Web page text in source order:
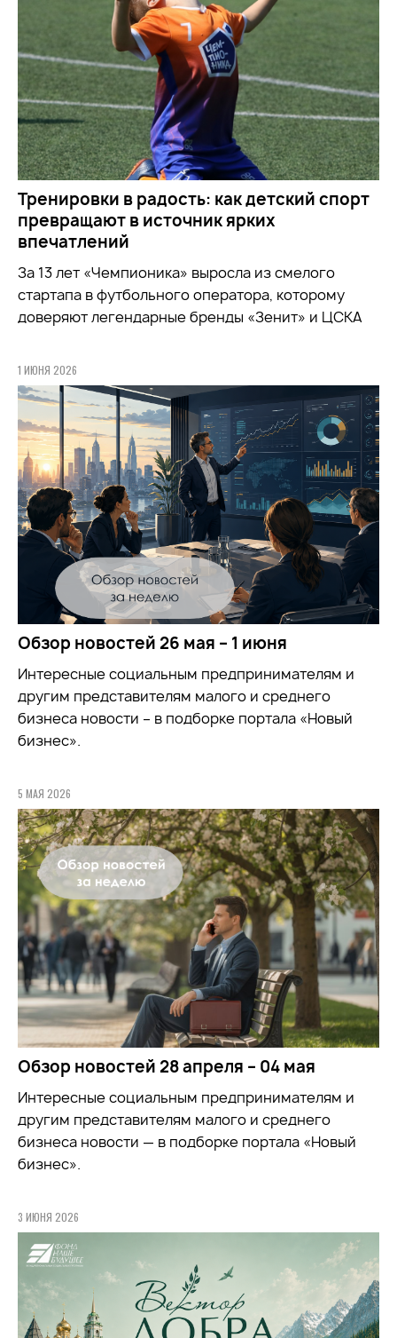
Тренировки в радость: как детский спорт
превращают в источник ярких
впечатлений
За 13 лет «Чемпионика» выросла из смелого
стартапа в футбольного оператора, которому
доверяют легендарные бренды «Зенит» и ЦСКА
1 ИЮНЯ 2026
Обзор новостей 26 мая – 1 июня
Интересные социальным предпринимателям и
другим представителям малого и среднего
бизнеса новости – в подборке портала «Новый
бизнес».
5 МАЯ 2026
Обзор новостей 28 апреля – 04 мая
Интересные социальным предпринимателям и
другим представителям малого и среднего
бизнеса новости — в подборке портала «Новый
бизнес».
3 ИЮНЯ 2026